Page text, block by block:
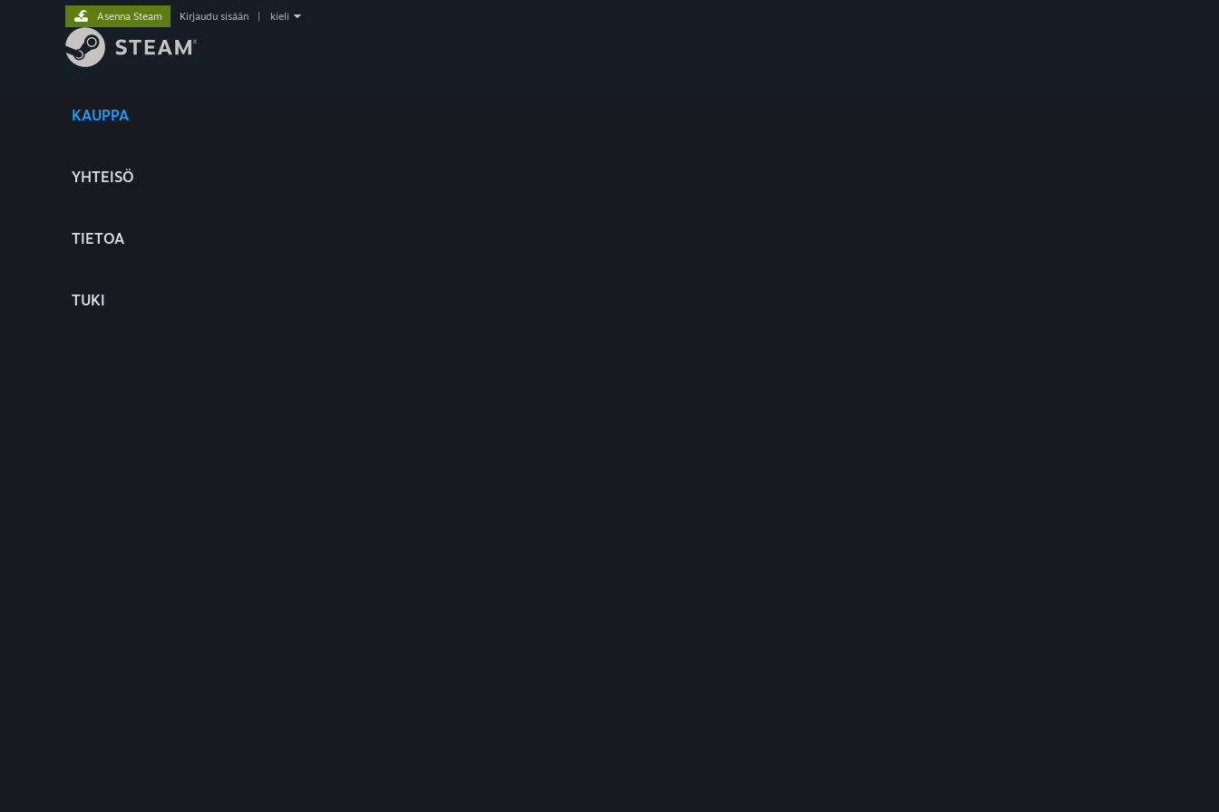
KAUPPA
YHTEISÖ
TIETOA
TUKI
Asenna Steam Kirjaudu sisään kieli